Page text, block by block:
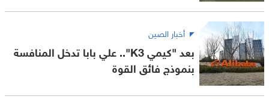
أخبار الصين
بعد "كيمي K3".. علي بابا تدخل المنافسة
بنموذج فائق القوة